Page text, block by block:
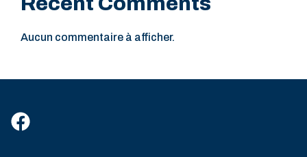
Aucun commentaire à afficher.